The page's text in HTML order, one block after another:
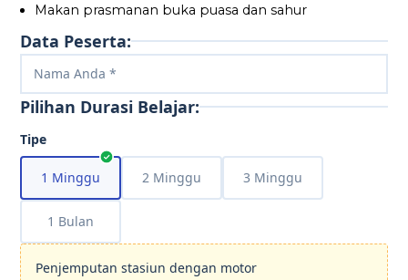
Makan prasmanan buka puasa dan sahur
Data Peserta:
Pilihan Durasi Belajar:
Tipe
1 Minggu 2 Minggu 3 Minggu
1 Bulan
Penjemputan stasiun dengan motor